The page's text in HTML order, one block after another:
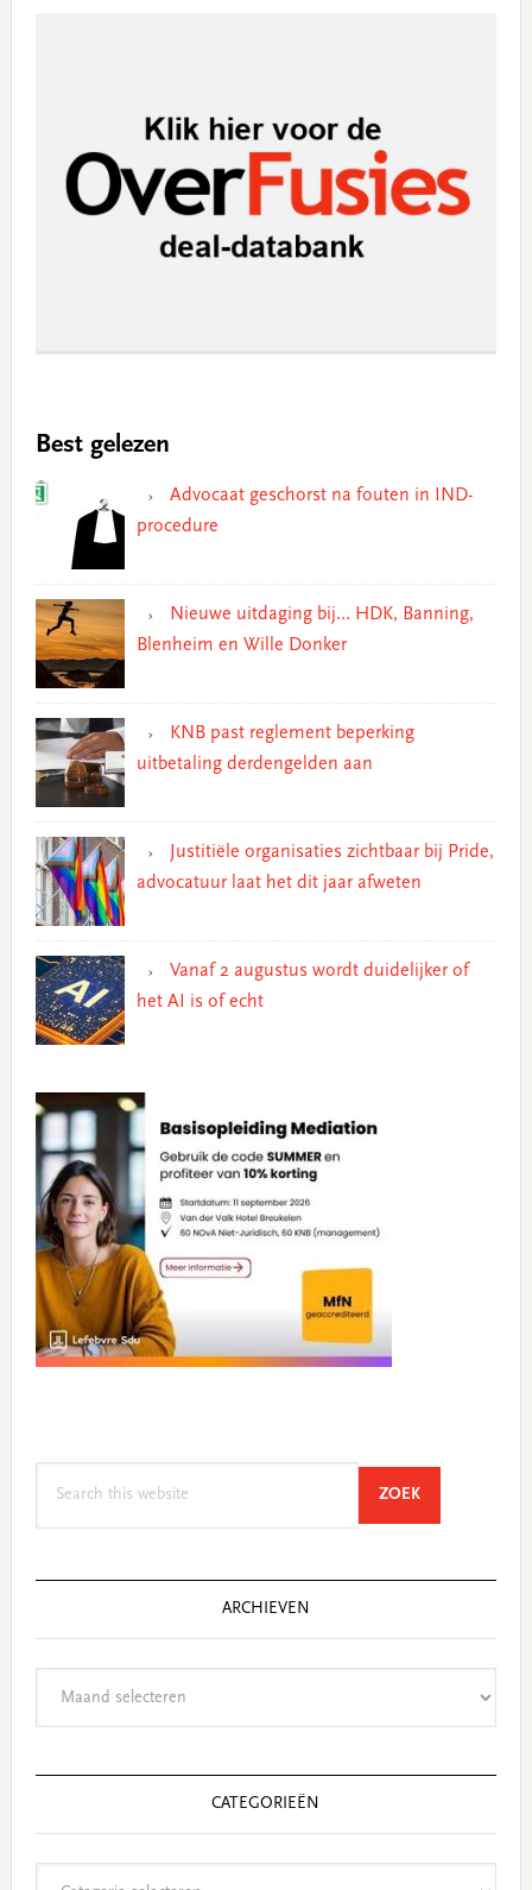
Best gelezen
Advocaat geschorst na fouten in IND-
procedure
Nieuwe uitdaging bij… HDK, Banning,
Blenheim en Wille Donker
KNB past reglement beperking
uitbetaling derdengelden aan
Justitiële organisaties zichtbaar bij Pride,
advocatuur laat het dit jaar afweten
Vanaf 2 augustus wordt duidelijker of
het AI is of echt
ZOEKSEARCH
ARCHIEVEN
CATEGORIEËN